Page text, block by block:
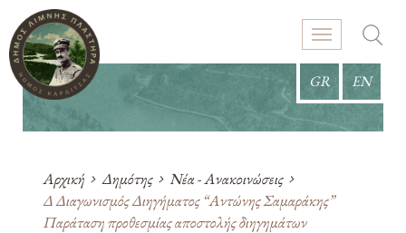
GR EN
Αρχική Δημότης
Νέα - Ανακοινώσεις
Δ Διαγωνισμός Διηγήματος “Αντώνης Σαμαράκης”
Παράταση προθεσμίας αποστολής διηγημάτων